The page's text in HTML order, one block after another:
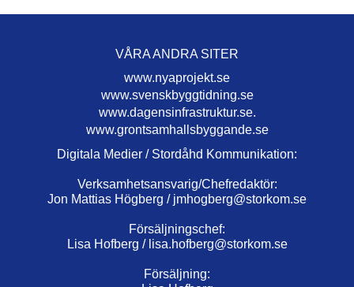
VÅRA ANDRA SITER
www.nyaprojekt.se
www.svenskbyggtidning.se
www.dagensinfrastruktur.se.
www.grontsamhallsbyggande.se
Digitala Medier / Stordåhd Kommunikation:
Verksamhetsansvarig/Chefredaktör:
Jon Mattias Högberg / jmhogberg@storkom.se
Försäljningschef:
Lisa Hofberg / lisa.hofberg@storkom.se
Försäljning: